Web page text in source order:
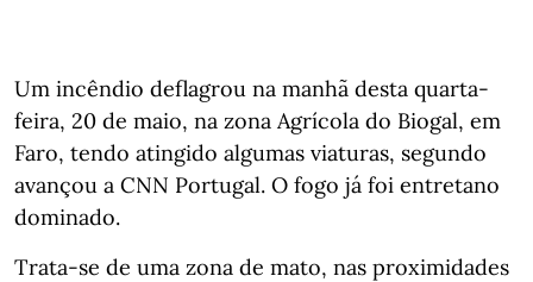
Um incêndio deflagrou na manhã desta quarta-
feira, 20 de maio, na zona Agrícola do Biogal, em
Faro, tendo atingido algumas viaturas, segundo
avançou a CNN Portugal. O fogo já foi entretano
dominado.
Trata-se de uma zona de mato, nas proximidades